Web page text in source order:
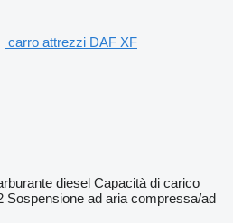
carro attrezzi DAF XF
diesel Capacità di carico
Sospensione ad aria compressa/ad